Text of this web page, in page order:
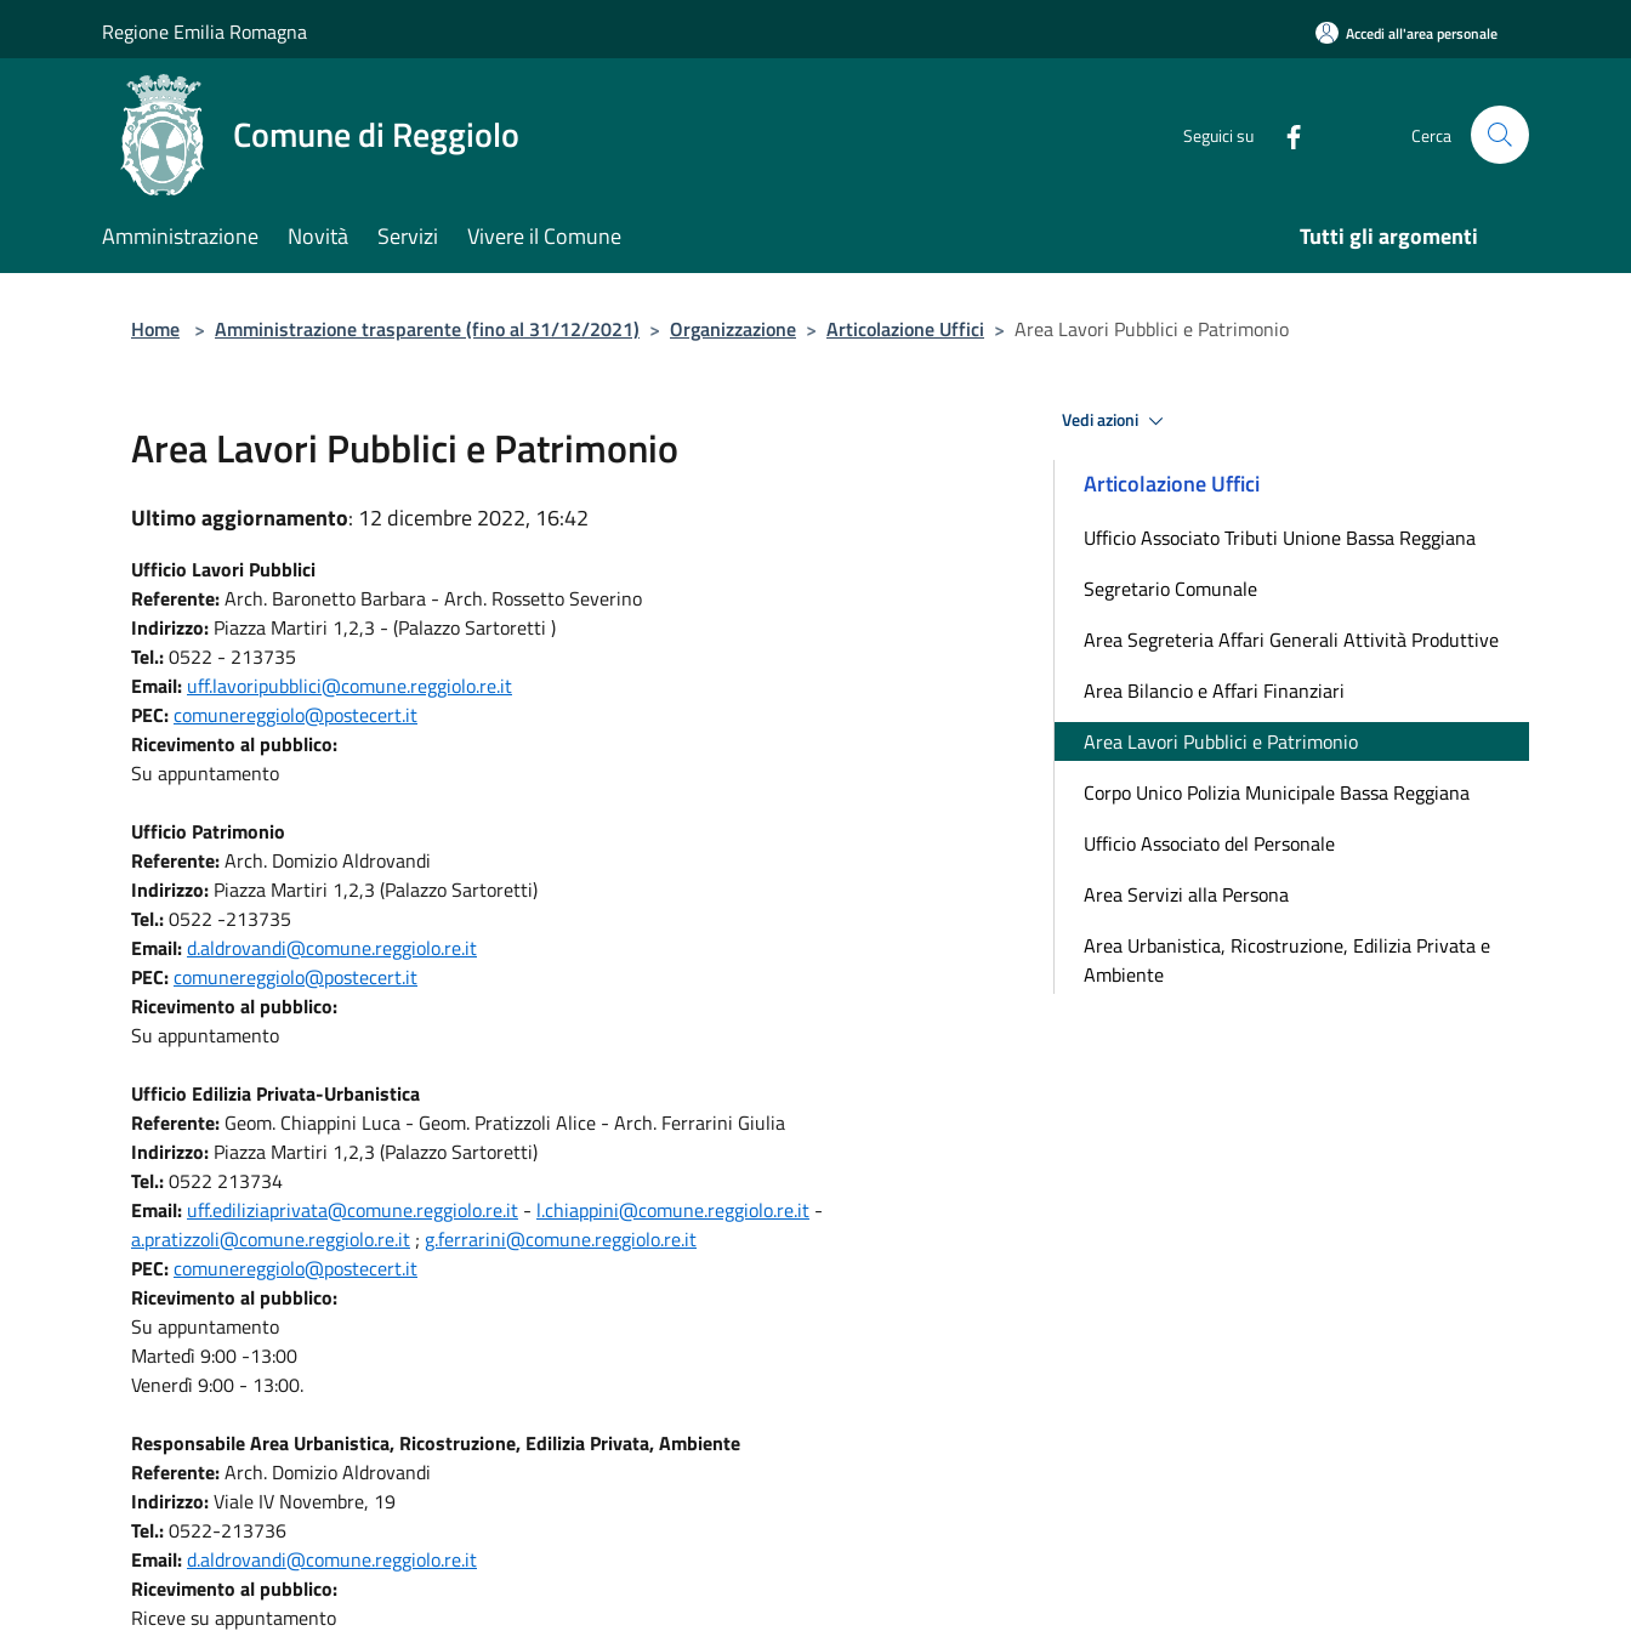
Regione Emilia Romagna Accedi all'area personale
Comune di Reggiolo Seguici su Cerca
Amministrazione Novità Servizi Vivere il Comune Tutti gli argomenti
Home > Amministrazione trasparente (fino al 31/12/2021) > Organizzazione > Articolazione Uffici > Area Lavori Pubblici e Patrimonio
Area Lavori Pubblici e Patrimonio
Ultimo aggiornamento: 12 dicembre 2022, 16:42
Ufficio Lavori Pubblici
Referente:Arch. Baronetto Barbara - Arch. Rossetto Severino
Indirizzo: Piazza Martiri 1,2,3 - (Palazzo Sartoretti )
Tel.:0522 - 213735
Email: uff.lavoripubblici@comune.reggiolo.re.it
PEC:comunereggiolo@postecert.it
Ricevimento al pubblico:
Su appuntamento
Ufficio Patrimonio
Referente:Arch. Domizio Aldrovandi
Indirizzo: Piazza Martiri 1,2,3 (Palazzo Sartoretti)
Tel.:0522 -213735
Email:d.aldrovandi@comune.reggiolo.re.it
PEC:comunereggiolo@postecert.it
Ricevimento al pubblico:
Su appuntamento
Ufficio Edilizia Privata-Urbanistica
Referente: Geom. Chiappini Luca - Geom. Pratizzoli Alice - Arch. Ferrarini Giulia
Indirizzo: Piazza Martiri 1,2,3 (Palazzo Sartoretti)
Tel.:0522 213734
Email: uff.ediliziaprivata@comune.reggiolo.re.it - l.chiappini@comune.reggiolo.re.it -
a.pratizzoli@comune.reggiolo.re.it ; g.ferrarini@comune.reggiolo.re.it
PEC:comunereggiolo@postecert.it
Ricevimento al pubblico:
Su appuntamento
Martedì 9:00 -13:00
Venerdì 9:00 - 13:00.
Responsabile Area Urbanistica, Ricostruzione, Edilizia Privata, Ambiente
Referente:Arch. Domizio Aldrovandi
Indirizzo:Viale IV Novembre, 19
Tel.:0522-213736
Email:d.aldrovandi@comune.reggiolo.re.it
Ricevimento al pubblico:
Riceve su appuntamento
Vedi azioni
Articolazione Uffici
Ufficio Associato Tributi Unione Bassa Reggiana
Segretario Comunale
Area Segreteria Affari Generali Attività Produttive
Area Bilancio e Affari Finanziari
Area Lavori Pubblici e Patrimonio
Corpo Unico Polizia Municipale Bassa Reggiana
Ufficio Associato del Personale
Area Servizi alla Persona
Area Urbanistica, Ricostruzione, Edilizia Privata e
Ambiente